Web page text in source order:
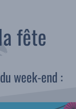
fête
week-end :